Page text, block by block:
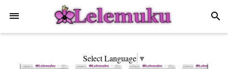
search
Select Language ▼